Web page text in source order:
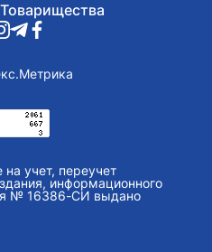
на учет, переучет
информационного
№ 16386-СИ выдано